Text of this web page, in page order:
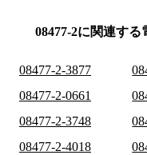
08477-2に関連する
08477-2-3877
08477-2-0661
08477-2-3748
08477-2-4018